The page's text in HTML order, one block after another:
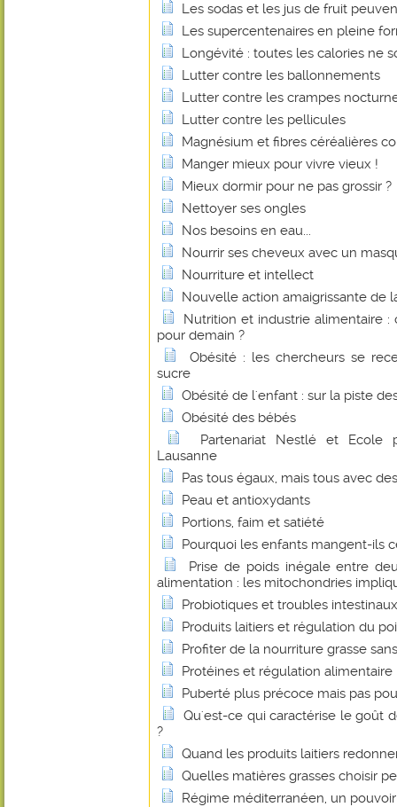
Les sodas et les jus de fruit
Les supercentenaires en pleine
Longévité : toutes les calories ne
Lutter contre les ballonnements
Lutter contre les crampes
Lutter contre les pellicules
Magnésium et fibres céréalières
Manger mieux pour vivre vieux !
Mieux dormir pour ne pas grossir ?
Nettoyer ses ongles
Nos besoins en eau...
Nourrir ses cheveux avec un
Nourriture et intellect
Nouvelle action amaigrissante de
Nutrition et industrie alimentaire
pour demain ?
Obésité : les chercheurs se
sucre
Obésité de l'enfant : sur la piste
Obésité des bébés
Partenariat Nestlé et Ecole
Lausanne
Pas tous égaux, mais tous avec
Peau et antioxydants
Portions, faim et satiété
Pourquoi les enfants mangent-ils
Prise de poids inégale entre
alimentation : les mitochondries
Probiotiques et troubles intestinaux
Produits laitiers et régulation du
Profiter de la nourriture grasse
Protéines et régulation alimentaire
Puberté plus précoce mais pas
Qu'est-ce qui caractérise le goût
?
Quand les produits laitiers
Quelles matières grasses choisir
Régime méditerranéen, un